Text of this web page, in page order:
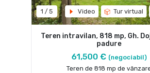
1 / 5 Video Tur virtual
Teren intravilan, 818 mp, Gh.
padure
61,500 € (negociabil)
Teren de 818 mp de